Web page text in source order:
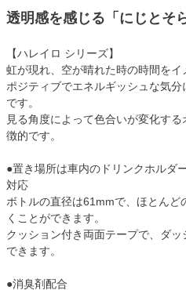
透明感を感じる「にじとそ
【ハレイロ シリーズ】
虹が現れ、空が晴れた時の時間をイ
ポジティブでエネルギッシュな気
です。
見る角度によって色合いが変化す
徴的です。
●置き場所は車内のドリンクホルダ
対応
ボトルの直径は61mmで、ほとんど
くことができます。
クッション付き両面テープで、ダ
できます。
●消臭剤配合